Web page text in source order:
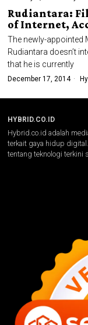
Rudiantara:
of Internet,
The newly-
Rudiantara doesn’t
that he is currently
December 17, 2014
HYBRID.CO.ID
Hybrid.co.id adalah
terkait gaya hidup
tentang teknologi terkini